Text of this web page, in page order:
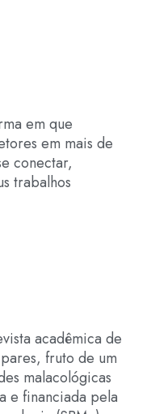
em que
em mais de
conectar,
trabalhos
acadêmica de
fruto de um
malacológicas
e financiada pela